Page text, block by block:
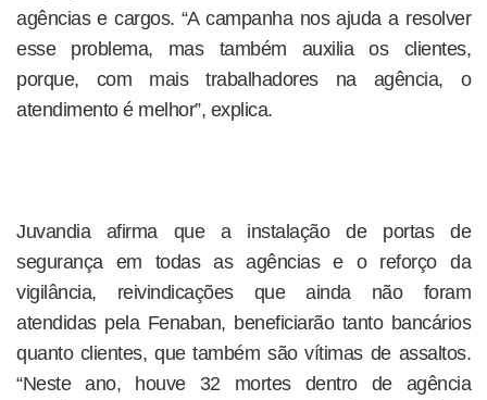
agências e cargos. “A campanha nos ajuda a resolver
esse problema, mas também auxilia os clientes,
porque, com mais trabalhadores na agência, o
atendimento é melhor”, explica.
Juvandia afirma que a instalação de portas de
segurança em todas as agências e o reforço da
vigilância, reivindicações que ainda não foram
atendidas pela Fenaban, beneficiarão tanto bancários
quanto clientes, que também são vítimas de assaltos.
“Neste ano, houve 32 mortes dentro de agência